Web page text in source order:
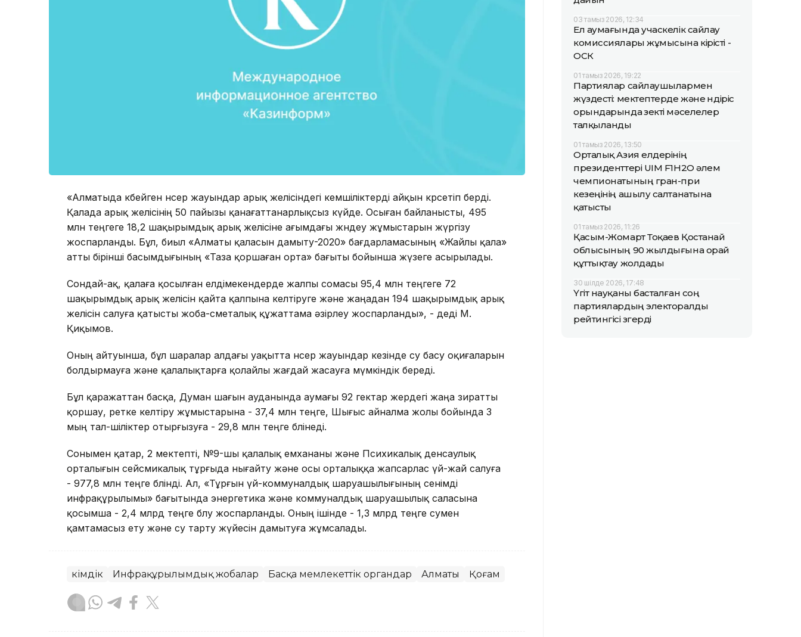
«Алматыда көбейген нөсер жауындар арық желісіндегі кемшіліктерді айқын көрсетіп берді.
Қалада арық желісінің 50 пайызы қанағаттанарлықсыз күйде. Осыған байланысты, 495
млн теңгеге 18,2 шақырымдық арық желісіне ағымдағы жөндеу жұмыстарын жүргізу
жоспарланды. Бұл, биыл «Алматы қаласын дамыту-2020» бағдарламасының «Жайлы қала»
атты бірінші басымдығының «Таза қоршаған орта» бағыты бойынша жүзеге асырылады.
Сондай-ақ, қалаға қосылған елдімекендерде жалпы сомасы 95,4 млн теңгеге 72
шақырымдық арық желісін қайта қалпына келтіруге және жаңадан 194 шақырымдық арық
желісін салуға қатысты жоба-сметалық құжаттама әзірлеу жоспарланды», - деді М.
Қиқымов.
Оның айтуынша, бұл шаралар алдағы уақытта нөсер жауындар кезінде су басу оқиғаларын
болдырмауға және қалалықтарға қолайлы жағдай жасауға мүмкіндік береді.
Бұл қаражаттан басқа, Думан шағын ауданында аумағы 92 гектар жердегі жаңа зиратты
қоршау, ретке келтіру жұмыстарына - 37,4 млн теңге, Шығыс айналма жолы бойында 3
мың тал-шіліктер отырғызуға - 29,8 млн теңге бөлінеді.
Сонымен қатар, 2 мектепті, №9-шы қалалық емхананы және Психикалық денсаулық
орталығын сейсмикалық тұрғыда нығайту және осы орталыққа жапсарлас үй-жай салуға
- 977,8 млн теңге бөлінді. Ал, «Тұрғын үй-коммуналдық шаруашылығының сенімді
инфрақұрылымы» бағытында энергетика және коммуналдық шаруашылық саласына
қосымша - 2,4 млрд теңге бөлу жоспарланды. Оның ішінде - 1,3 млрд теңге сумен
қамтамасыз ету және су тарту жүйесін дамытуға жұмсалады.
Әкімдік Инфрақұрылымдық жобалар Басқа мемлекеттік органдар Алматы Қоғам
03 тамыз 2026, 12:34
Ел аумағында учаскелік сайлау
комиссиялары жұмысына кірісті -
ОСК
01 тамыз 2026, 19:22
Партиялар сайлаушылармен
жүздесті: мектептерде және өндіріс
орындарында өзекті мәселелер
талқыланды
01 тамыз 2026, 13:50
Орталық Азия елдерінің
президенттері UIM F1H2O әлем
чемпионатының гран-при
кезеңінің ашылу салтанатына
қатысты
01 тамыз 2026, 11:26
Қасым-Жомарт Тоқаев Қостанай
облысының 90 жылдығына орай
құттықтау жолдады
30 шілде 2026, 17:48
Үгіт науқаны басталған соң
партиялардың электоралды
рейтингісі өзгерді